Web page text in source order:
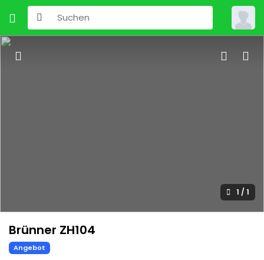
1 / 1
Brünner ZH104
Angebot